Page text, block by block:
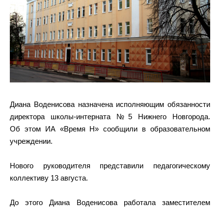
Диана Воденисова назначена исполняющим обязанности
директора школы-интерната №5 Нижнего Новгорода.
Об этом ИА «Время Н» сообщили в образовательном
учреждении.
Нового руководителя представили педагогическому
коллективу 13 августа.
До этого Диана Воденисова работала заместителем